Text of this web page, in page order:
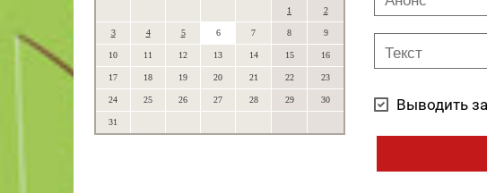
1 2
3 4 5 6 7 8 9
10 11 12 13 14 15 16
17 18 19 20 21 22 23
24 25 26 27 28 29 30
31
Выводить